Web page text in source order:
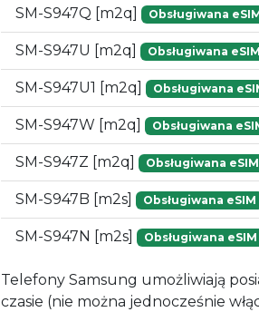
SM-S947Q [m2q] Obsługiwana
SM-S947U [m2q] Obsługiwana eSIM
SM-S947U1 [m2q] Obsługiwana
SM-S947W [m2q] Obsługiwana
SM-S947Z [m2q] Obsługiwana eSIM
SM-S947B [m2s] Obsługiwana eSIM
SM-S947N [m2s] Obsługiwana eSIM
Telefony Samsung umożliwiają
czasie (nie można jednocześnie